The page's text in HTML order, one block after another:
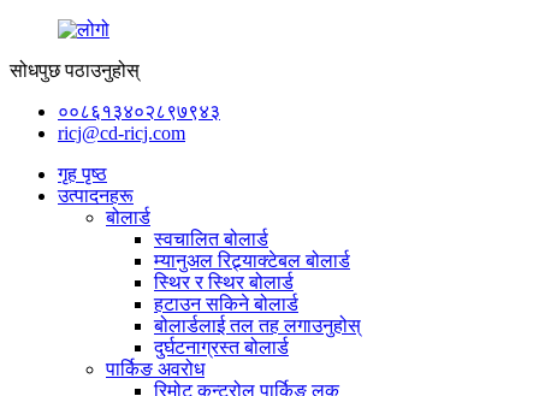
सोधपुछ पठाउनुहोस्
००८६१३४०२८९७९४३
ricj@cd-ricj.com
गृह पृष्ठ
उत्पादनहरू
बोलार्ड
स्वचालित बोलार्ड
म्यानुअल रिट्र्याक्टेबल बोलार्ड
स्थिर र स्थिर बोलार्ड
हटाउन सकिने बोलार्ड
बोलार्डलाई तल तह लगाउनुहोस्
दुर्घटनाग्रस्त बोलार्ड
पार्किङ अवरोध
रिमोट कन्ट्रोल पार्किङ लक